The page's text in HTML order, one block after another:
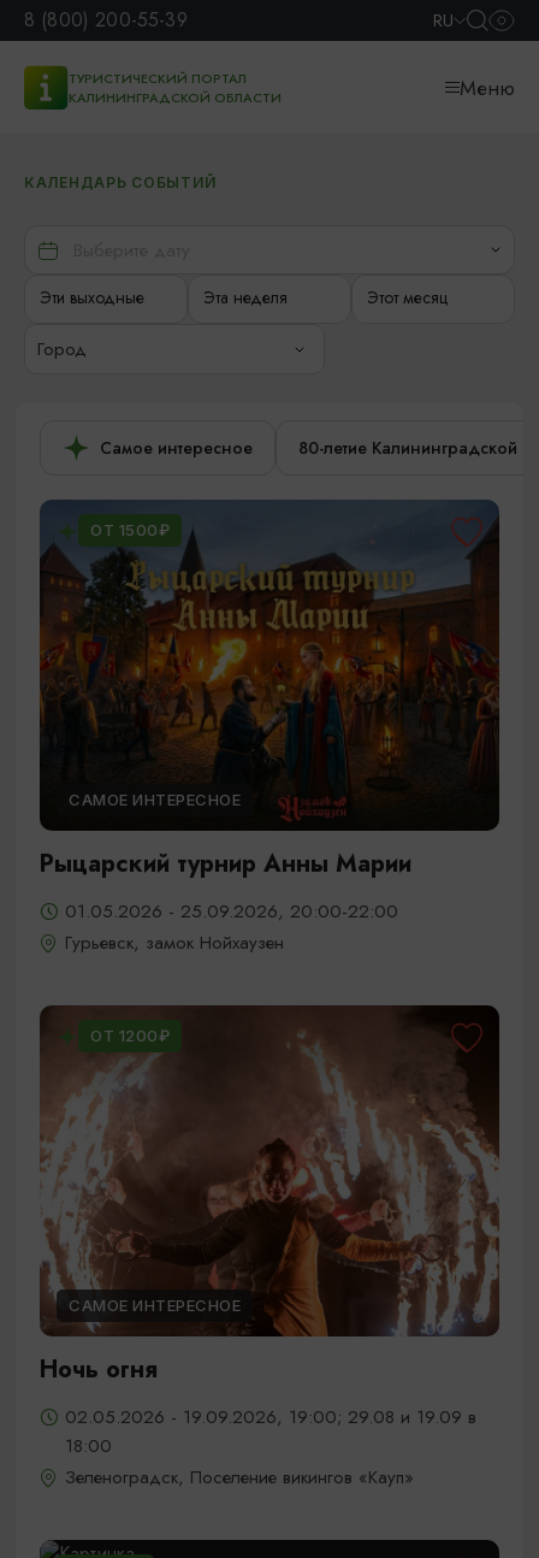
8 (800) 200-55-39 RU
ТУРИСТИЧЕСКИЙ ПОРТАЛ
КАЛИНИНГРАДСКОЙ ОБЛАСТИ
Меню
КАЛЕНДАРЬ СОБЫТИЙ
Эти выходные Эта неделя Этот месяц
Город
Самое интересное 80-летие Калининградской
ОТ 1500₽
САМОЕ ИНТЕРЕСНОЕ
Рыцарский турнир Анны Марии
01.05.2026 - 25.09.2026, 20:00-22:00
Гурьевск, замок Нойхаузен
ОТ 1200₽
САМОЕ ИНТЕРЕСНОЕ
Ночь огня
02.05.2026 - 19.09.2026, 19:00; 29.08 и 19.09 в
18:00
Зеленоградск, Поселение викингов «Кауп»